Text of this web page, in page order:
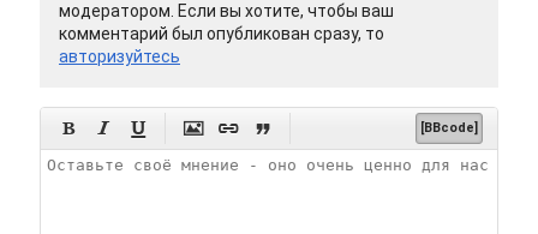
модератором. Если вы хотите, чтобы ваш
комментарий был опубликован сразу, то
авторизуйтесь
      [BBcode]